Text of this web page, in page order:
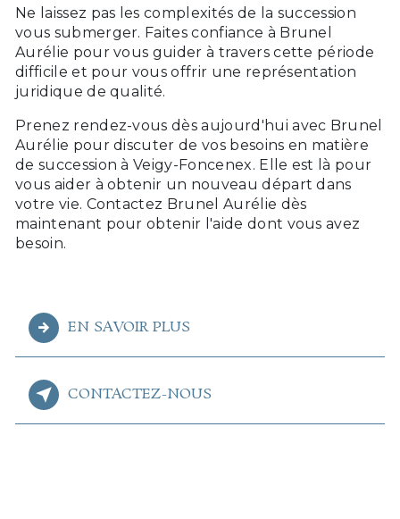
Ne laissez pas les complexités de la succession
vous submerger. Faites confiance à Brunel
Aurélie pour vous guider à travers cette période
difficile et pour vous offrir une représentation
juridique de qualité.
Prenez rendez-vous dès aujourd'hui avec Brunel
Aurélie pour discuter de vos besoins en matière
de succession à Veigy-Foncenex. Elle est là pour
vous aider à obtenir un nouveau départ dans
votre vie. Contactez Brunel Aurélie dès
maintenant pour obtenir l'aide dont vous avez
besoin.
EN SAVOIR PLUS
CONTACTEZ-NOUS